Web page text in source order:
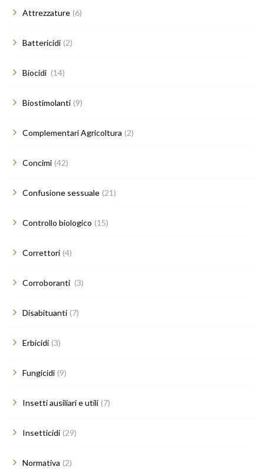
Attrezzature (6)
Battericidi (2)
Biocidi (14)
Biostimolanti (9)
Complementari Agricoltura (2)
Concimi (42)
Confusione sessuale (21)
Controllo biologico (15)
Correttori (4)
Corroboranti (3)
Disabituanti (7)
Erbicidi (3)
Fungicidi (9)
Insetti ausiliari e utili (7)
Insetticidi (29)
Normativa (2)